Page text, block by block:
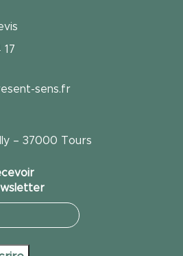
sens.fr
– 37000 Tours